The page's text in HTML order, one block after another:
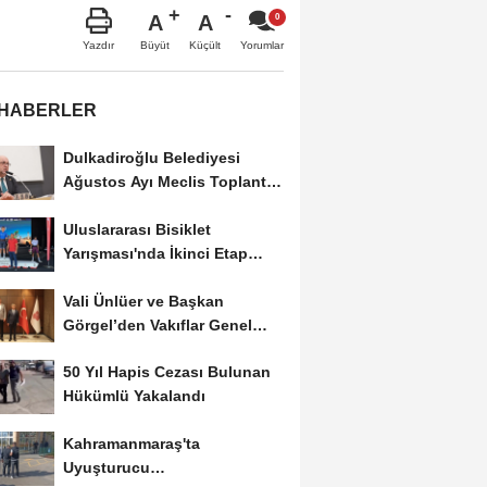
Yazdır
A
Büyüt
A
Küçült Yorumlar
Dulkadiroğlu Belediyesi
Ağustos Ayı Meclis Toplantısı
Uluslararası Bisiklet
Yarışması'nda İkinci Etap
Vali Ünlüer ve Başkan
Görgel’den Vakıflar Genel
50 Yıl Hapis Cezası Bulunan
Hükümlü Yakalandı
Kahramanmaraş'ta
Uyuşturucu